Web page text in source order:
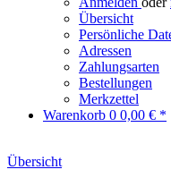
Übersicht
Persönliche
Adressen
Zahlungsarten
Bestellungen
Merkzettel
Warenkorb 0 0,00 € *
Übersicht